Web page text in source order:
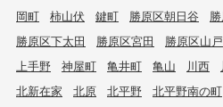
岡町
柿山伏 鍵町 勝原区朝日谷
勝原区下太田
勝原区宮田 勝原区山戸
上手野
神屋町 亀井町 亀山 川西
北新在家
北原 北平野 北平野南の町